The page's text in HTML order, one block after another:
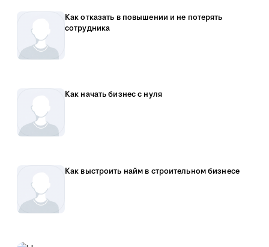
Как отказать в повышении и не потерять
сотрудника
Как начать бизнес с нуля
Как выстроить найм в строительном бизнесе